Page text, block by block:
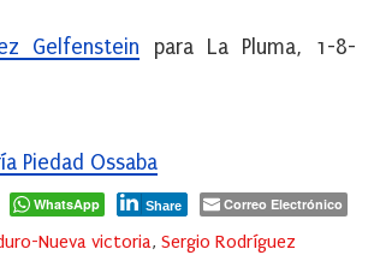
Gelfenstein para La Pluma, 1-8-
Piedad Ossaba
WhatsApp Share Correo Electrónico
Nueva victoria, Sergio Rodríguez